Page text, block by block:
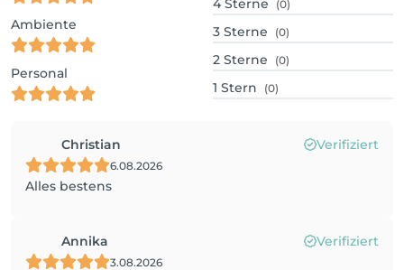
Ambiente
Personal
4 Sterne (0)
3 Sterne (0)
2 Sterne (0)
1 Stern (0)
Christian Verifiziert
6.08.2026
Alles bestens
Annika Verifiziert
3.08.2026